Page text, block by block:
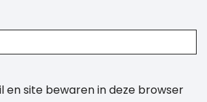
en site bewaren in deze browser